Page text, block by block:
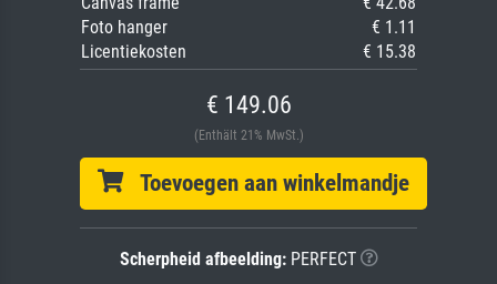
Foto hanger
€ 1.11
Licentiekosten
€ 15.38
€ 149.06
(Enthält 21% MwSt.)
Toevoegen aan winkelmandje
Scherpheid afbeelding:PERFECT